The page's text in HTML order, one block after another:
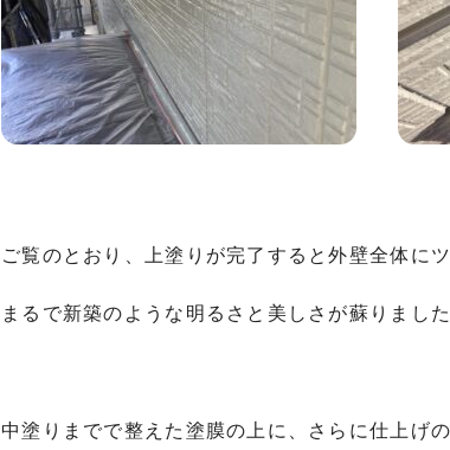
ご覧のとおり、上塗りが完了すると外壁全体にツ
まるで新築のような明るさと美しさが蘇りました
中塗りまでで整えた塗膜の上に、さらに仕上げ